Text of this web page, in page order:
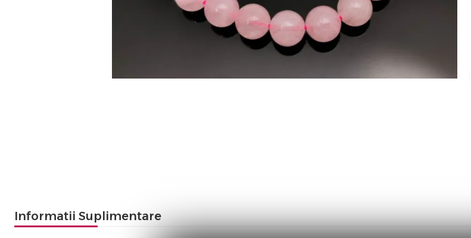
Informatii Suplimentare